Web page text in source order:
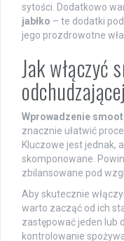
sytości. Dodatkowo
jabłko – te dodatki
jego prozdrowotne
Jak włączyć
Wprowadzenie
znacznie ułatwić
Kluczowe jest jednak,
skomponowane.
zbilansowane pod
Aby skutecznie
warto zacząć od ich
zastępować jeden lub
kontrolowanie